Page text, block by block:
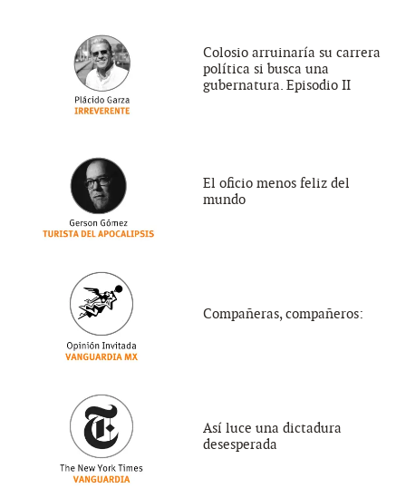
Colosio arruinaría su carrera
política si busca una
gubernatura. Episodio II
El oficio menos feliz del
mundo
Compañeras, compañeros:
Así luce una dictadura
desesperada